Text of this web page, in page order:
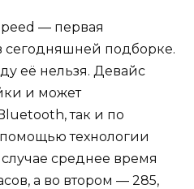
— первая
подборке.
её нельзя. Девайс
и может
так и по
технологии
среднее время
а во втором — 285,